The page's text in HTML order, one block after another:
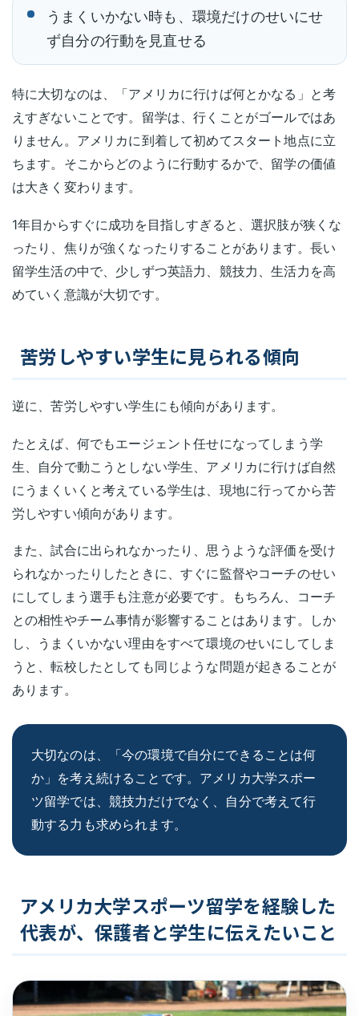
うまくいかない時も、環境だけのせいにせ
ず自分の行動を見直せる
特に大切なのは、「アメリカに行けば何とかなる」と考
えすぎないことです。留学は、行くことがゴールではあ
りません。アメリカに到着して初めてスタート地点に立
ちます。そこからどのように行動するかで、留学の価値
は大きく変わります。
1年目からすぐに成功を目指しすぎると、選択肢が狭くな
ったり、焦りが強くなったりすることがあります。長い
留学生活の中で、少しずつ英語力、競技力、生活力を高
めていく意識が大切です。
苦労しやすい学生に見られる傾向
逆に、苦労しやすい学生にも傾向があります。
たとえば、何でもエージェント任せになってしまう学
生、自分で動こうとしない学生、アメリカに行けば自然
にうまくいくと考えている学生は、現地に行ってから苦
労しやすい傾向があります。
また、試合に出られなかったり、思うような評価を受け
られなかったりしたときに、すぐに監督やコーチのせい
にしてしまう選手も注意が必要です。もちろん、コーチ
との相性やチーム事情が影響することはあります。しか
し、うまくいかない理由をすべて環境のせいにしてしま
うと、転校したとしても同じような問題が起きることが
あります。
大切なのは、「今の環境で自分にできることは何
か」を考え続けることです。アメリカ大学スポー
ツ留学では、競技力だけでなく、自分で考えて行
動する力も求められます。
アメリカ大学スポーツ留学を経験した
代表が、保護者と学生に伝えたいこと